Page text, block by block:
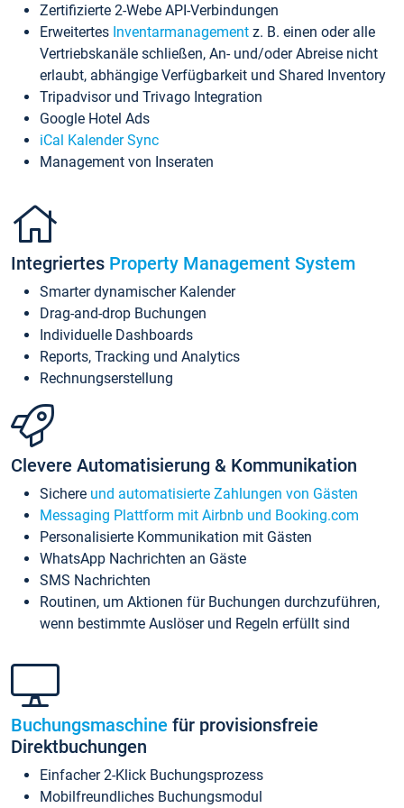
Zertifizierte 2-Webe API-Verbindungen
Erweitertes Inventarmanagement z. B. einen oder alle
Vertriebskanäle schließen, An- und/oder Abreise nicht
erlaubt, abhängige Verfügbarkeit und Shared Inventory
Tripadvisor und Trivago Integration
Google Hotel Ads
iCal Kalender Sync
Management von Inseraten
Integriertes Property Management System
Smarter dynamischer Kalender
Drag-and-drop Buchungen
Individuelle Dashboards
Reports, Tracking und Analytics
Rechnungserstellung
Clevere Automatisierung & Kommunikation
Sichere und automatisierte Zahlungen von Gästen
Messaging Plattform mit Airbnb und Booking.com
Personalisierte Kommunikation mit Gästen
WhatsApp Nachrichten an Gäste
SMS Nachrichten
Routinen, um Aktionen für Buchungen durchzuführen,
wenn bestimmte Auslöser und Regeln erfüllt sind
Buchungsmaschine für provisionsfreie
Direktbuchungen
Einfacher 2-Klick Buchungsprozess
Mobilfreundliches Buchungsmodul